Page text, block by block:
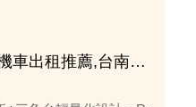
車出租推薦,台南機